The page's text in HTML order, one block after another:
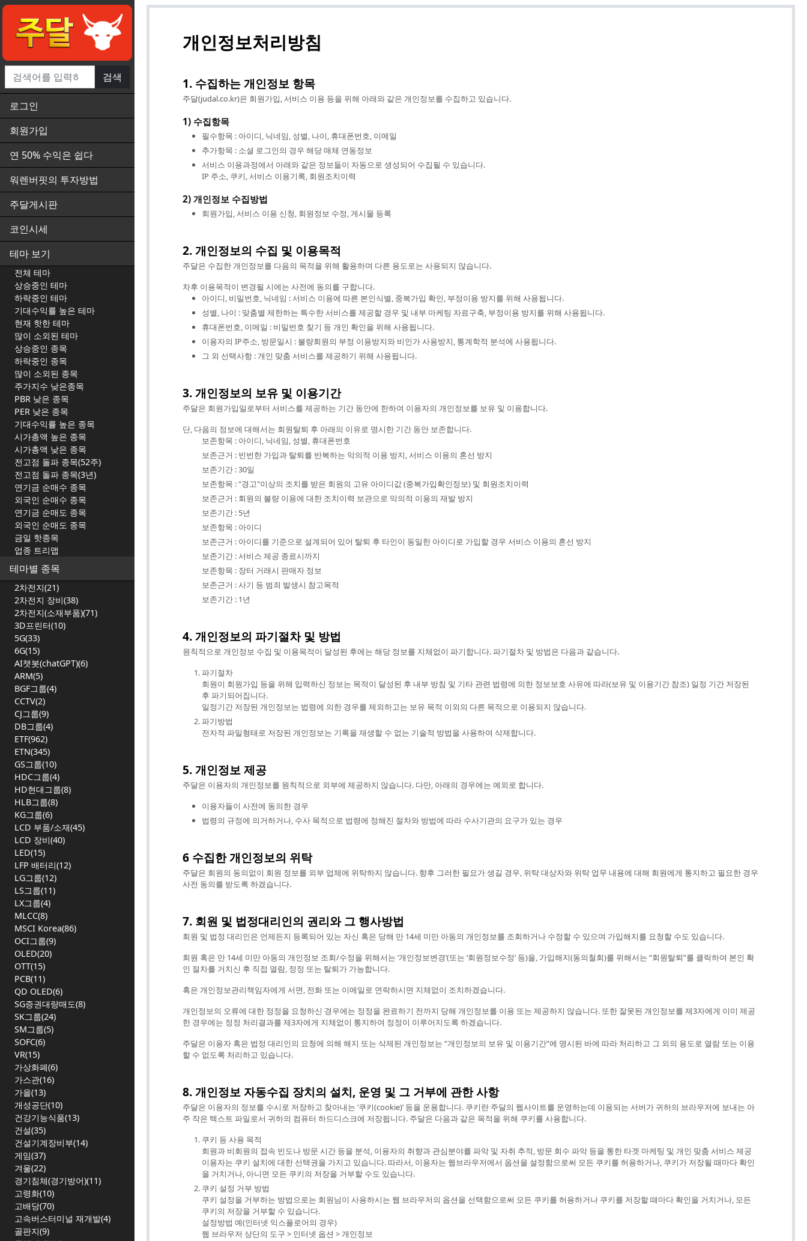
검색
로그인
회원가입
연 50% 수익은 쉽다
워렌버핏의 투자방법
주달게시판
코인시세
테마 보기
전체 테마
상승중인 테마
하락중인 테마
기대수익률 높은 테마
현재 핫한 테마
많이 소외된 테마
상승중인 종목
하락중인 종목
많이 소외된 종목
주가지수 낮은종목
PBR 낮은 종목
PER 낮은 종목
기대수익률 높은 종목
시가총액 높은 종목
시가총액 낮은 종목
전고점 돌파 종목(52주)
전고점 돌파 종목(3년)
연기금 순매수 종목
외국인 순매수 종목
연기금 순매도 종목
외국인 순매도 종목
금일 핫종목
업종 트리맵
테마별 종목
2차전지(21)
2차전지 장비(38)
2차전지(소재부품)(71)
3D프린터(10)
5G(33)
6G(15)
AI챗봇(chatGPT)(6)
ARM(5)
BGF그룹(4)
CCTV(2)
CJ그룹(9)
DB그룹(4)
ETF(962)
ETN(345)
GS그룹(10)
HDC그룹(4)
HD현대그룹(8)
HLB그룹(8)
KG그룹(6)
LCD 부품/소재(45)
LCD 장비(40)
LED(15)
LFP 배터리(12)
LG그룹(12)
LS그룹(11)
LX그룹(4)
MLCC(8)
MSCI Korea(86)
OCI그룹(9)
OLED(20)
OTT(15)
PCB(11)
QD OLED(6)
SG증권대량매도(8)
SK그룹(24)
SM그룹(5)
SOFC(6)
VR(15)
가상화폐(6)
가스관(16)
가을(13)
개성공단(10)
건강기능식품(13)
건설(35)
건설기계장비부(14)
게임(37)
겨울(22)
경기침체(경기방어)(11)
고령화(10)
고배당(70)
고속버스터미널 재개발(4)
골판지(9)
개인정보처리방침
1. 수집하는 개인정보 항목
주달(judal.co.kr)은 회원가입, 서비스 이용 등을 위해 아래와 같은 개인정보를 수집하고 있습니다.
1) 수집항목
필수항목 : 아이디, 닉네임, 성별, 나이, 휴대폰번호, 이메일
추가항목 : 소셜 로그인의 경우 해당 매체 연동정보
서비스 이용과정에서 아래와 같은 정보들이 자동으로 생성되어 수집될 수 있습니다.
IP 주소, 쿠키, 서비스 이용기록, 회원조치이력
2) 개인정보 수집방법
회원가입, 서비스 이용 신청, 회원정보 수정, 게시물 등록
2. 개인정보의 수집 및 이용목적
주달은 수집한 개인정보를 다음의 목적을 위해 활용하며 다른 용도로는 사용되지 않습니다.
차후 이용목적이 변경될 시에는 사전에 동의를 구합니다.
아이디, 비밀번호, 닉네임 : 서비스 이용에 따른 본인식별, 중복가입 확인, 부정이용 방지를 위해 사용됩니다.
성별, 나이 : 맞춤별 제한하는 특수한 서비스를 제공할 경우 및 내부 마케팅 자료구축, 부정이용 방지를 위해 사용됩니다.
휴대폰번호, 이메일 : 비밀번호 찾기 등 개인 확인을 위해 사용됩니다.
이용자의 IP주소, 방문일시 : 불량회원의 부정 이용방지와 비인가 사용방지, 통계학적 분석에 사용됩니다.
그 외 선택사항 : 개인 맞춤 서비스를 제공하기 위해 사용됩니다.
3. 개인정보의 보유 및 이용기간
주달은 회원가입일로부터 서비스를 제공하는 기간 동안에 한하여 이용자의 개인정보를 보유 및 이용합니다.
단, 다음의 정보에 대해서는 회원탈퇴 후 아래의 이유로 명시한 기간 동안 보존합니다.
보존항목 : 아이디, 닉네임, 성별, 휴대폰번호
보존근거 : 빈번한 가입과 탈퇴를 반복하는 악의적 이용 방지, 서비스 이용의 혼선 방지
보존기간 : 30일
보존항목 : "경고"이상의 조치를 받은 회원의 고유 아이디값 (중복가입확인정보) 및 회원조치이력
보존근거 : 회원의 불량 이용에 대한 조치이력 보관으로 악의적 이용의 재발 방지
보존기간 : 5년
보존항목 : 아이디
보존근거 : 아이디를 기준으로 설계되어 있어 탈퇴 후 타인이 동일한 아이디로 가입할 경우 서비스 이용의 혼선 방지
보존기간 : 서비스 제공 종료시까지
보존항목 : 장터 거래시 판매자 정보
보존근거 : 사기 등 범죄 발생시 참고목적
보존기간 : 1년
4. 개인정보의 파기절차 및 방법
원칙적으로 개인정보 수집 및 이용목적이 달성된 후에는 해당 정보를 지체없이 파기합니다. 파기절차 및 방법은 다음과 같습니다.
파기절차
회원이 회원가입 등을 위해 입력하신 정보는 목적이 달성된 후 내부 방침 및 기타 관련 법령에 의한 정보보호 사유에 따라(보유 및 이용기간 참조) 일정 기간 저장된
후 파기되어집니다.
일정기간 저장된 개인정보는 법령에 의한 경우를 제외하고는 보유 목적 이외의 다른 목적으로 이용되지 않습니다.
파기방법
전자적 파일형태로 저장된 개인정보는 기록을 재생할 수 없는 기술적 방법을 사용하여 삭제합니다.
5. 개인정보 제공
주달은 이용자의 개인정보를 원칙적으로 외부에 제공하지 않습니다. 다만, 아래의 경우에는 예외로 합니다.
이용자들이 사전에 동의한 경우
법령의 규정에 의거하거나, 수사 목적으로 법령에 정해진 절차와 방법에 따라 수사기관의 요구가 있는 경우
6 수집한 개인정보의 위탁
주달은 회원의 동의없이 회원 정보를 외부 업체에 위탁하지 않습니다. 향후 그러한 필요가 생길 경우, 위탁 대상자와 위탁 업무 내용에 대해 회원에게 통지하고 필요한 경우
사전 동의를 받도록 하겠습니다.
7. 회원 및 법정대리인의 권리와 그 행사방법
회원 및 법정 대리인은 언제든지 등록되어 있는 자신 혹은 당해 만 14세 미만 아동의 개인정보를 조회하거나 수정할 수 있으며 가입해지를 요청할 수도 있습니다.
회원 혹은 만 14세 미만 아동의 개인정보 조회/수정을 위해서는 ‘개인정보변경’(또는 ‘회원정보수정’ 등)을, 가입해지(동의철회)를 위해서는 “회원탈퇴”를 클릭하여 본인 확
인 절차를 거치신 후 직접 열람, 정정 또는 탈퇴가 가능합니다.
혹은 개인정보관리책임자에게 서면, 전화 또는 이메일로 연락하시면 지체없이 조치하겠습니다.
개인정보의 오류에 대한 정정을 요청하신 경우에는 정정을 완료하기 전까지 당해 개인정보를 이용 또는 제공하지 않습니다. 또한 잘못된 개인정보를 제3자에게 이미 제공
한 경우에는 정정 처리결과를 제3자에게 지체없이 통지하여 정정이 이루어지도록 하겠습니다.
주달은 이용자 혹은 법정 대리인의 요청에 의해 해지 또는 삭제된 개인정보는 “개인정보의 보유 및 이용기간”에 명시된 바에 따라 처리하고 그 외의 용도로 열람 또는 이용
할 수 없도록 처리하고 있습니다.
8. 개인정보 자동수집 장치의 설치, 운영 및 그 거부에 관한 사항
주달은 이용자의 정보를 수시로 저장하고 찾아내는 ‘쿠키(cookie)’ 등을 운용합니다. 쿠키란 주달의 웹사이트를 운영하는데 이용되는 서버가 귀하의 브라우저에 보내는 아
주 작은 텍스트 파일로서 귀하의 컴퓨터 하드디스크에 저장됩니다. 주달은 다음과 같은 목적을 위해 쿠키를 사용합니다.
쿠키 등 사용 목적
회원과 비회원의 접속 빈도나 방문 시간 등을 분석, 이용자의 취향과 관심분야를 파악 및 자취 추적, 방문 회수 파악 등을 통한 타겟 마케팅 및 개인 맞춤 서비스 제공
이용자는 쿠키 설치에 대한 선택권을 가지고 있습니다. 따라서, 이용자는 웹브라우저에서 옵션을 설정함으로써 모든 쿠키를 허용하거나, 쿠키가 저장될 때마다 확인
을 거치거나, 아니면 모든 쿠키의 저장을 거부할 수도 있습니다.
쿠키 설정 거부 방법
쿠키 설정을 거부하는 방법으로는 회원님이 사용하시는 웹 브라우저의 옵션을 선택함으로써 모든 쿠키를 허용하거나 쿠키를 저장할 때마다 확인을 거치거나, 모든
쿠키의 저장을 거부할 수 있습니다.
설정방법 예(인터넷 익스플로어의 경우)
웹 브라우저 상단의 도구 > 인터넷 옵션 > 개인정보